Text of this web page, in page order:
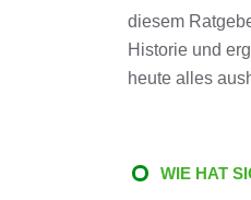
diesem
Historie und
heute alles
WIE HAT